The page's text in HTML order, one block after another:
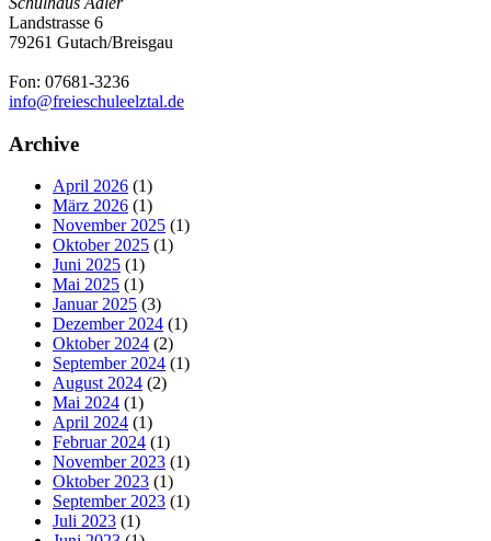
Landstrasse 6
79261 Gutach/Breisgau
Fon: 07681-3236
info@freieschuleelztal.de
Archive
April 2026 (1)
März 2026 (1)
November 2025 (1)
Oktober 2025 (1)
Juni 2025 (1)
Mai 2025 (1)
Januar 2025 (3)
Dezember 2024 (1)
Oktober 2024 (2)
September 2024 (1)
August 2024 (2)
Mai 2024 (1)
April 2024 (1)
Februar 2024 (1)
November 2023 (1)
Oktober 2023 (1)
September 2023 (1)
Juli 2023 (1)